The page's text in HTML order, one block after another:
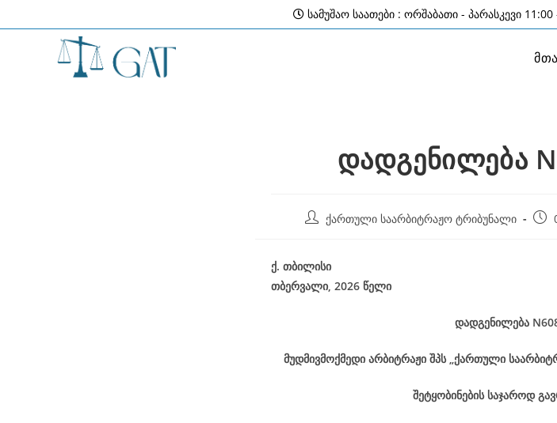
to
სამუშაო საათები : ორშაბათი - პარასკევი 11:00
დადგენილება
Post ქართული საარბიტრაჟო ტრიბუნალი
Post
ქ. თბილისი
თბერვალი, 2026 წელი
დადგენილება
მუდმივმოქმედი არბიტრაჟი შპს „ქართული
შეტყობინების საჯაროდ